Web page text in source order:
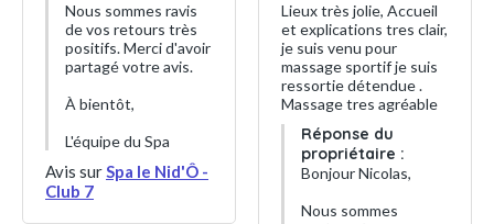
Nous sommes ravis
de vos retours très
positifs. Merci d'avoir
partagé votre avis.
À bientôt,
L'équipe du Spa
Avis surSpa le Nid'Ô -
Club 7
Lieux très jolie, Accueil
et explications tres clair,
je suis venu pour
massage sportif je suis
ressortie détendue .
Massage tres agréable
Réponse du
propriétaire :
Bonjour Nicolas,
Nous sommes